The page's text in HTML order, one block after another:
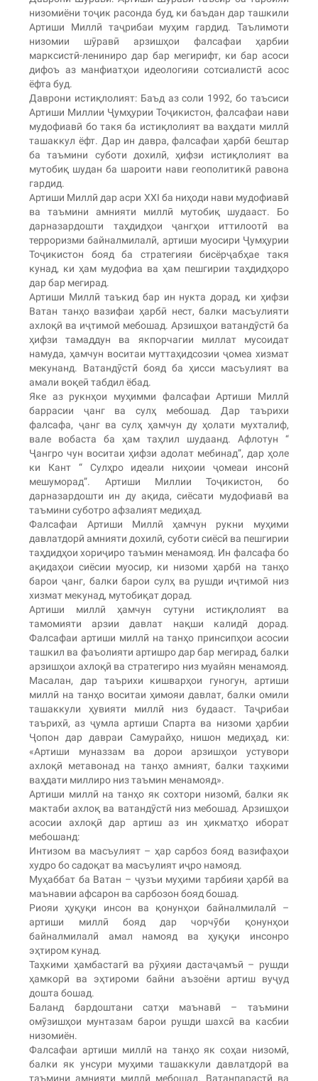
низомиёни тоҷик расонда буд, ки баъдан дар ташкили
Артиши Миллӣ таҷрибаи муҳим гардид. Таълимоти
низомии шӯравӣ арзишҳои фалсафаи ҳарбии
марксистӣ-лениниро дар бар мегирифт, ки бар асоси
дифоъ аз манфиатҳои идеологияи сотсиалистӣ асос
ёфта буд.
Даврони истиқлолият: Баъд аз соли 1992, бо таъсиси
Артиши Миллии Ҷумҳурии Тоҷикистон, фалсафаи нави
мудофиавӣ бо такя ба истиқлолият ва ваҳдати миллӣ
ташаккул ёфт. Дар ин давра, фалсафаи ҳарбӣ бештар
ба таъмини суботи дохилӣ, ҳифзи истиқлолият ва
мутобиқ шудан ба шароити нави геополитикӣ равона
гардид.
Артиши Миллӣ дар асри XXI ба ниҳоди нави мудофиавӣ
ва таъмини амнияти миллӣ мутобиқ шудааст. Бо
дарназардошти таҳдидҳои ҷангҳои иттилоотӣ ва
терроризми байналмилалӣ, артиши муосири Ҷумҳурии
Тоҷикистон бояд ба стратегияи бисёрҷабҳае такя
кунад, ки ҳам мудофиа ва ҳам пешгирии таҳдидҳоро
дар бар мегирад.
Артиши Миллӣ таъкид бар ин нукта дорад, ки ҳифзи
Ватан танҳо вазифаи ҳарбӣ нест, балки масъулияти
ахлоқӣ ва иҷтимоӣ мебошад. Арзишҳои ватандӯстӣ ба
ҳифзи тамаддун ва якпорчагии миллат мусоидат
намуда, ҳамчун воситаи муттаҳидсозии ҷомеа хизмат
мекунанд. Ватандӯстӣ бояд ба ҳисси масъулият ва
амали воқеӣ табдил ёбад.
Яке аз рукнҳои муҳимми фалсафаи Артиши Миллӣ
баррасии ҷанг ва сулҳ мебошад. Дар таърихи
фалсафа, ҷанг ва сулҳ ҳамчун ду ҳолати мухталиф,
вале вобаста ба ҳам таҳлил шудаанд. Афлотун “
Ҷангро чун воситаи ҳифзи адолат мебинад”, дар ҳоле
ки Кант “ Сулҳро идеали ниҳоии ҷомеаи инсонӣ
мешуморад”. Артиши Миллии Тоҷикистон, бо
дарназардошти ин ду ақида, сиёсати мудофиавӣ ва
таъмини суботро афзалият медиҳад.
Фалсафаи Артиши Миллӣ ҳамчун рукни муҳими
давлатдорӣ амнияти дохилӣ, суботи сиёсӣ ва пешгирии
таҳдидҳои хориҷиро таъмин менамояд. Ин фалсафа бо
ақидаҳои сиёсии муосир, ки низоми ҳарбӣ на танҳо
барои ҷанг, балки барои сулҳ ва рушди иҷтимоӣ низ
хизмат мекунад, мутобиқат дорад.
Артиши миллӣ ҳамчун сутуни истиқлолият ва
тамомияти арзии давлат нақши калидӣ дорад.
Фалсафаи артиши миллӣ на танҳо принсипҳои асосии
ташкил ва фаъолияти артишро дар бар мегирад, балки
арзишҳои ахлоқӣ ва стратегиро низ муайян менамояд.
Масалан, дар таърихи кишварҳои гуногун, артиши
миллӣ на танҳо воситаи ҳимояи давлат, балки омили
ташаккули ҳувияти миллӣ низ будааст. Таҷрибаи
таърихӣ, аз ҷумла артиши Спарта ва низоми ҳарбии
Ҷопон дар давраи Самурайҳо, нишон медиҳад, ки:
«Артиши муназзам ва дорои арзишҳои устувори
ахлоқӣ метавонад на танҳо амният, балки таҳкими
ваҳдати миллиро низ таъмин менамояд».
Артиши миллӣ на танҳо як сохтори низомӣ, балки як
мактаби ахлоқ ва ватандӯстӣ низ мебошад. Арзишҳои
асосии ахлоқӣ дар артиш аз ин ҳикматҳо иборат
мебошанд:
Интизом ва масъулият – ҳар сарбоз бояд вазифаҳои
худро бо садоқат ва масъулият иҷро намояд.
Муҳаббат ба Ватан – ҷузъи муҳими тарбияи ҳарбӣ ва
маънавии афсарон ва сарбозон бояд бошад.
Риояи ҳуқуқи инсон ва қонунҳои байналмилалӣ –
артиши миллӣ бояд дар чорчӯби қонунҳои
байналмилалӣ амал намояд ва ҳуқуқи инсонро
эҳтиром кунад.
Таҳкими ҳамбастагӣ ва рӯҳияи дастаҷамъӣ – рушди
ҳамкорӣ ва эҳтироми байни аъзоёни артиш вуҷуд
дошта бошад.
Баланд бардоштани сатҳи маънавӣ – таъмини
омӯзишҳои мунтазам барои рушди шахсӣ ва касбии
низомиён.
Фалсафаи артиши миллӣ на танҳо як соҳаи низомӣ,
балки як унсури муҳими ташаккули давлатдорӣ ва
таъмини амнияти миллӣ мебошад. Ватанпарастӣ ва